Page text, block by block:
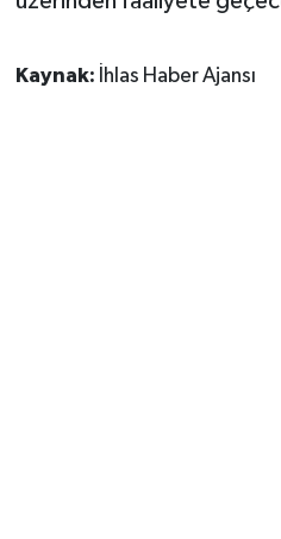
Kaynak: İhlas Haber Ajansı